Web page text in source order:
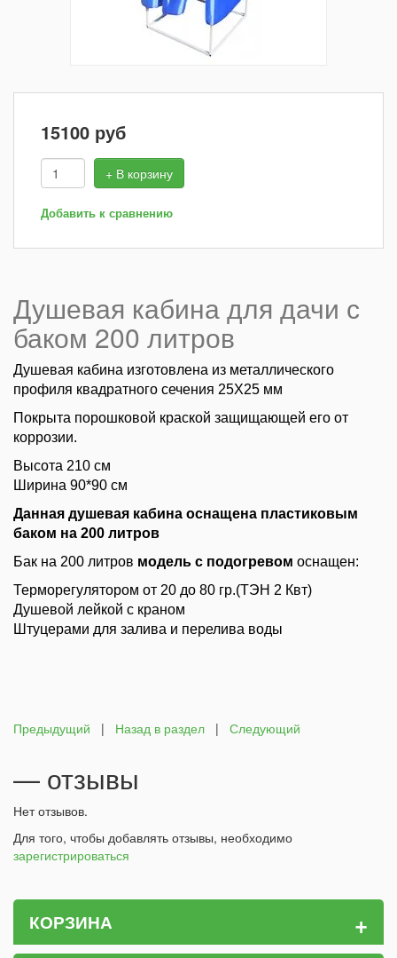
15100 руб
+ В корзину
Добавить к сравнению
Душевая кабина для дачи с
баком 200 литров
Душевая кабина изготовлена из металлического
профиля квадратного сечения 25Х25 мм
Покрыта порошковой краской защищающей его от
коррозии.
Высота 210 см
Ширина 90*90 см
Данная душевая кабина оснащена пластиковым
баком на 200 литров
Бак на 200 литров модель с подогревом оснащен:
Терморегулятором от 20 до 80 гр.(ТЭН 2 Квт)
Душевой лейкой с краном
Штуцерами для залива и перелива воды
Предыдущий | Назад в раздел | Следующий
— отзывы
Нет отзывов.
Для того, чтобы добавлять отзывы, необходимо
зарегистрироваться
КОРЗИНА +